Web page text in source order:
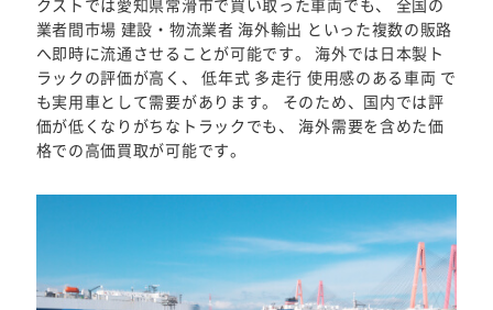
クストでは愛知県常滑市で買い取った車両でも、 全国の
業者間市場 建設・物流業者 海外輸出 といった複数の販路
へ即時に流通させることが可能です。 海外では日本製ト
ラックの評価が高く、 低年式 多走行 使用感のある車両 で
も実用車として需要があります。 そのため、国内では評
価が低くなりがちなトラックでも、 海外需要を含めた価
格での高価買取が可能です。